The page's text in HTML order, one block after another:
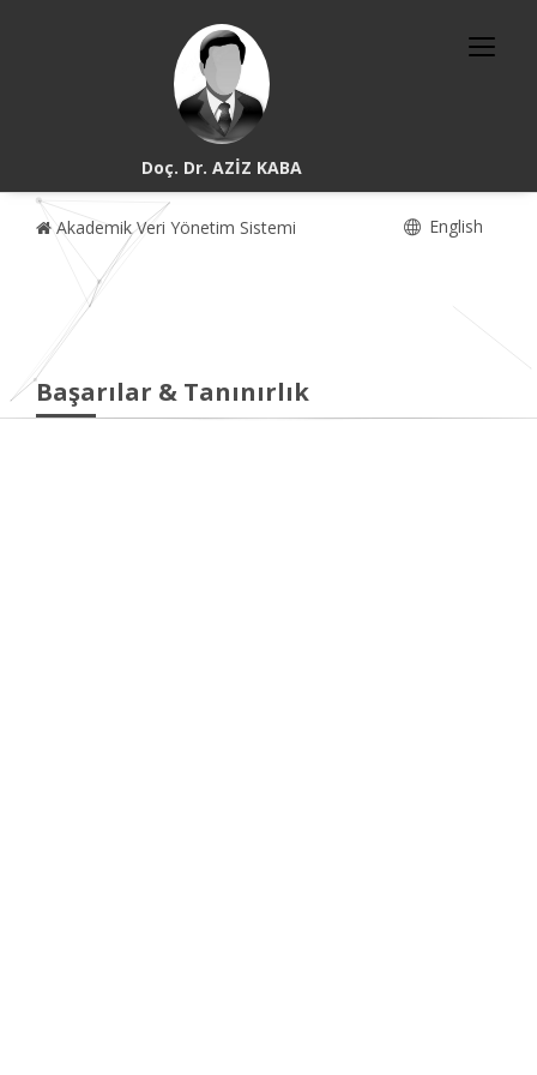
Doç. Dr. AZİZ KABA
Akademik Veri Yönetim Sistemi English
Başarılar & Tanınırlık